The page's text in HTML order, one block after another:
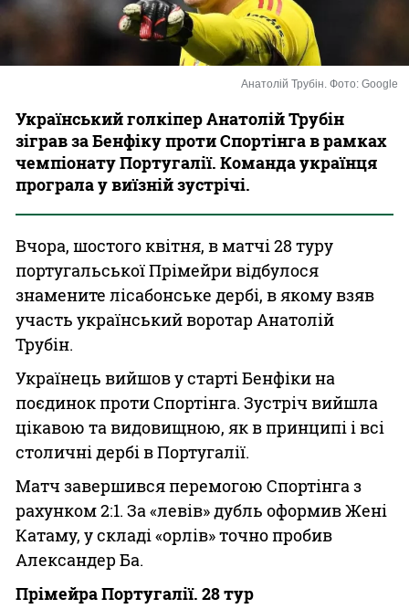
Анатолій Трубін. Фото: Google
Український голкіпер Анатолій Трубін
зіграв за Бенфіку проти Спортінга в рамках
чемпіонату Португалії. Команда українця
програла у виїзній зустрічі.
Вчора, шостого квітня, в матчі 28 туру
португальської Прімейри відбулося
знамените лісабонське дербі, в якому взяв
участь український воротар Анатолій
Трубін.
Українець вийшов у старті Бенфіки на
поєдинок проти Спортінга. Зустріч вийшла
цікавою та видовищною, як в принципі і всі
столичні дербі в Португалії.
Матч завершився перемогою Спортінга з
рахунком 2:1. За «левів» дубль оформив Жені
Катаму, у складі «орлів» точно пробив
Александер Ба.
Прімейра Португалії. 28 тур